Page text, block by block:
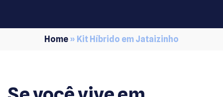
Home » Kit Híbrido em Jataizinho